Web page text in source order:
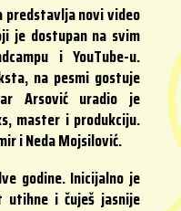
predstavlja novi video
je dostupan na svim
i YouTube-u.
na pesmi gostuje
Arsović uradio je
master i produkciju.
i Neda Mojsilović.
godine. Inicijalno je
i čuješ jasnije